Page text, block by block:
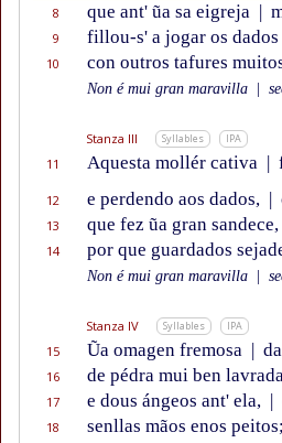
8 que ant' ũa sa eigreja |
9 fillou-s' a jogar os dados
10 con outros tafures
Non é mui gran maravilla
Stanza III Syllables IPA
11 Aquesta mollér cativa |
12 e perdendo aos dados, |
13 que fez ũa gran sandece,
14 por que guardados
Non é mui gran maravilla
Stanza IV Syllables IPA
15 Ũa omagen fremosa |
16 de pédra mui ben
17 e dous ángeos ant' ela, |
18 senllas mãos enos peitos;